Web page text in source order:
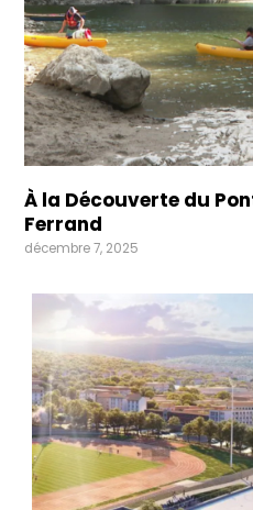
À la Découverte du
Ferrand
décembre 7, 2025